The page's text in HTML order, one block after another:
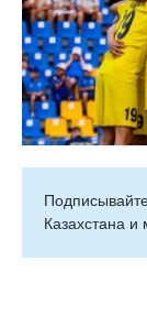
Казахстана и